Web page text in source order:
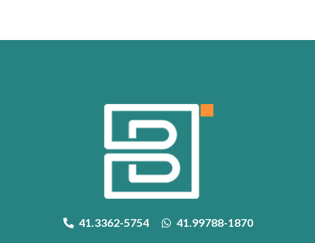
41.3362-5754 41.99788-1870